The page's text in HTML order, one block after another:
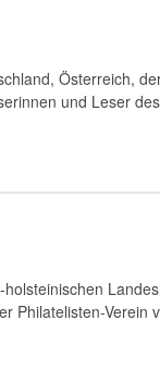
Österreich,
und Leser des
Philatelisten-Verein